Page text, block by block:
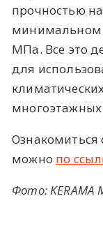
прочностью
минимальном
МПа. Все это
для
Ознакомиться
можно по
Фото: KERAMA